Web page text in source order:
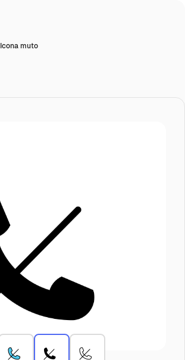
Icona muto